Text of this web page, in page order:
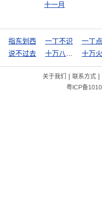
十一月
指东划西 一丁不识
一丁
说不过去 十万
关于我们 | 联系方式|
粤ICP备